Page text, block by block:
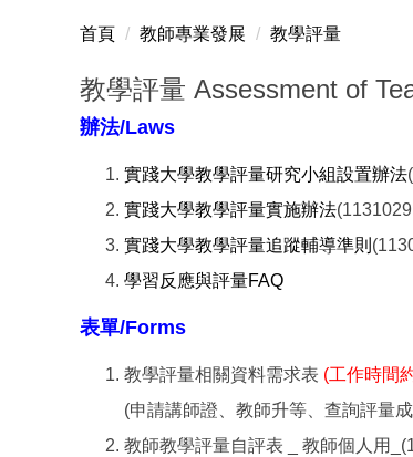
首頁 教師專業發展 教學評量
教學評量 Assessment of
辦法/Laws
實踐大學教學評量研究小組設置辦法
實踐大學教學評量實施辦法
實踐大學教學評量追蹤輔導準則
學習反應與評量FAQ
表單/Forms
教學評量相關資料需求表 (工作時間
(申請講師證、教師升等、查詢評量
教師教學評量自評表 _ 教